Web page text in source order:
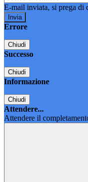
E-mail inviata, si prega di
Errore
Chiudi
Successo
Chiudi
Informazione
Chiudi
Attendere...
Attendere il